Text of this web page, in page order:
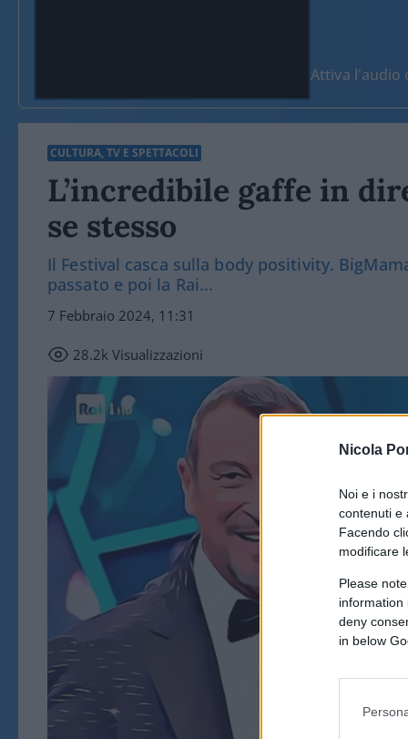
Nicola
Noi e i
contenuti e
Facendo
modificare
Please
information
deny
in below
Attiva l'audio
CULTURA, TV E SPETTACOLI
L’incredibile gaffe in
se stesso
Il Festival casca sulla body positivity.
passato e poi la Rai...
7 Febbraio 2024, 11:31
28.2k Visualizzazioni